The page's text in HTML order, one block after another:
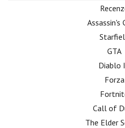
Assassin's
GTA
Diablo
Forza
Call of
The Elder